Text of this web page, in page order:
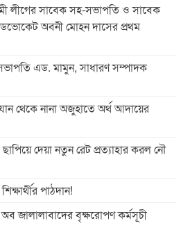
লীগের সাবেক সহ-সভাপতি ও সাবেক
অবনী মোহন দাসের প্রথম
এড. মামুন, সাধারণ সম্পাদক
থেকে নানা অজুহাতে অর্থ আদায়ের
দেয়া নতুন রেট প্রত্যাহার করল নৌ
পাঠদান!
অব জালালাবাদের বৃক্ষরোপণ কর্মসূচী